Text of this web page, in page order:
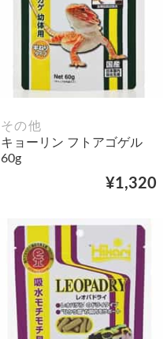
その他
キョーリン フトアゴゲル
60g
¥1,320